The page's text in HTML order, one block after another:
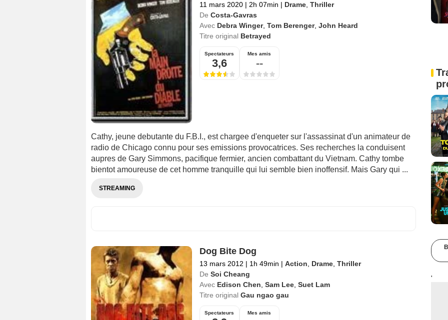
11 mars 2020 | 2h 07min | Drame, Thriller
De Costa-Gavras
Avec Debra Winger, Tom Berenger, John Heard
Titre original Betrayed
Spectateurs
3,6
Mes amis
--
Cathy, jeune debutante du F.B.I., est chargee d'enqueter sur l'assassinat d'un animateur de
radio de Chicago connu pour ses emissions provocatrices. Ses recherches la conduisent
aupres de Gary Simmons, pacifique fermier, ancien combattant du Vietnam. Cathy tombe
bientot amoureuse de cet homme tranquille qui lui semble bien inoffensif. Mais Gary qui ...
STREAMING
Dog Bite Dog
13 mars 2012 | 1h 49min | Action Drame, Thriller
De Soi Cheang
Avec Edison Chen Sam Lee, Suet Lam
Titre original Gau ngao gau
Spectateurs Mes amis
'